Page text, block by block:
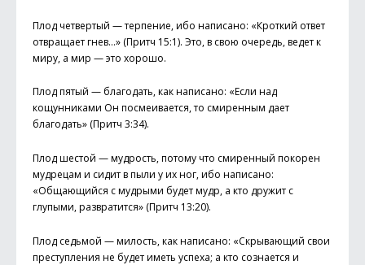
Плод четвертый — терпение, ибо написано: «Кроткий ответ
отвращает гнев…» (Притч 15:1). Это, в свою очередь, ведет к
миру, а мир — это хорошо.
Плод пятый — благодать, как написано: «Если над
кощунниками Он посмеивается, то смиренным дает
благодать» (Притч 3:34).
Плод шестой — мудрость, потому что смиренный покорен
мудрецам и сидит в пыли у их ног, ибо написано:
«Общающийся с мудрыми будет мудр, а кто дружит с
глупыми, развратится» (Притч 13:20).
Плод седьмой — милость, как написано: «Скрывающий свои
преступления не будет иметь успеха; а кто сознается и